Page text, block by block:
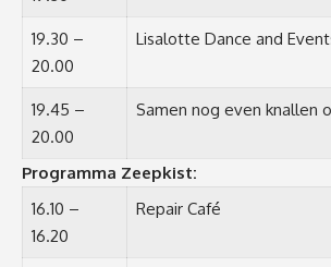
19.30 –
20.00
Lisalotte Dance and
19.45 –
20.00
Samen nog even knallen
Programma Zeepkist:
16.10 –
16.20
Repair Café